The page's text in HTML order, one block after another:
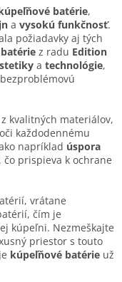
batérie,
a vysokú funkčnosť.
požiadavky aj tých
z radu Edition
a technológie,
kvalitných materiálov,
každodennému
napríklad úspora
prispieva k ochrane
vrátane
čím je
kúpeľni. Nezmeškajte
priestor s touto
kúpeľňové batérie už